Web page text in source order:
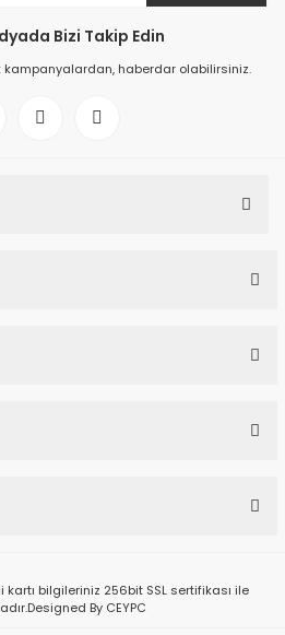
Bizi Takip Edin
kampanyalardan, haberdar olabilirsiniz.
kartı bilgileriniz 256bit SSL sertifikası ile
By CEYPC